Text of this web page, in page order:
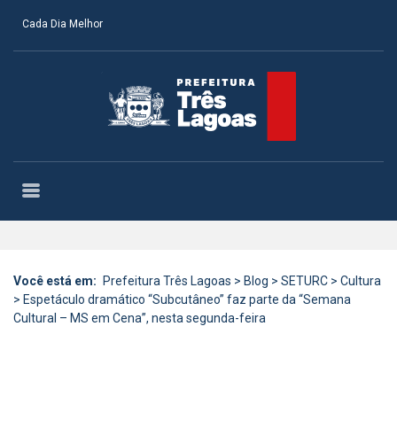
Cada Dia Melhor
Você está em: Prefeitura Três Lagoas > Blog > SETURC > Cultura
> Espetáculo dramático “Subcutâneo” faz parte da “Semana
Cultural – MS em Cena”, nesta segunda-feira